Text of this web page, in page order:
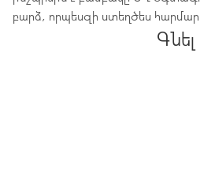
բարձ, որպեսզի ստեղծես
Գնել